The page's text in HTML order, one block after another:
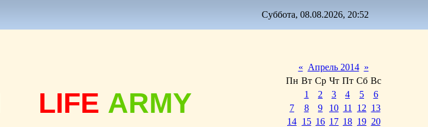
Суббота, 08.08.2026, 20:52
LIFE ARMY
« Апрель 2014 »
Пн Вт Ср Чт Пт Сб Вс
1
2 3 4 5
6
7
8 9 10 11 12 13
14 15 16 17 18 19 20